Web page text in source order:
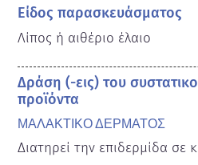
Είδος παρασκευάσματος
Λίπος ή αιθέριο έλαιο
Δράση (-εις) του
προϊόντα
ΜΑΛΑΚΤΙΚΟ ΔΕΡΜΑΤΟΣ
Διατηρεί την επιδερμίδα σε